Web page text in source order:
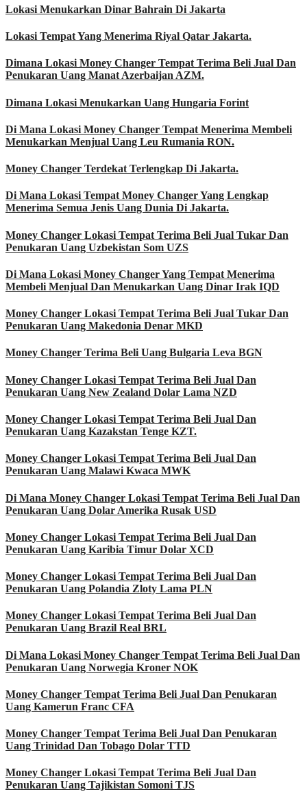
Lokasi Menukarkan Dinar Bahrain Di Jakarta
Lokasi Tempat Yang Menerima Riyal Qatar Jakarta.
Dimana Lokasi Money Changer Tempat Terima Beli Jual Dan
Penukaran Uang Manat Azerbaijan AZM.
Dimana Lokasi Menukarkan Uang Hungaria Forint
Di Mana Lokasi Money Changer Tempat Menerima Membeli
Menukarkan Menjual Uang Leu Rumania RON.
Money Changer Terdekat Terlengkap Di Jakarta.
Di Mana Lokasi Tempat Money Changer Yang Lengkap
Menerima Semua Jenis Uang Dunia Di Jakarta.
Money Changer Lokasi Tempat Terima Beli Jual Tukar Dan
Penukaran Uang Uzbekistan Som UZS
Di Mana Lokasi Money Changer Yang Tempat Menerima
Membeli Menjual Dan Menukarkan Uang Dinar Irak IQD
Money Changer Lokasi Tempat Terima Beli Jual Tukar Dan
Penukaran Uang Makedonia Denar MKD
Money Changer Terima Beli Uang Bulgaria Leva BGN
Money Changer Lokasi Tempat Terima Beli Jual Dan
Penukaran Uang New Zealand Dolar Lama NZD
Money Changer Lokasi Tempat Terima Beli Jual Dan
Penukaran Uang Kazakstan Tenge KZT.
Money Changer Lokasi Tempat Terima Beli Jual Dan
Penukaran Uang Malawi Kwaca MWK
Di Mana Money Changer Lokasi Tempat Terima Beli Jual Dan
Penukaran Uang Dolar Amerika Rusak USD
Money Changer Lokasi Tempat Terima Beli Jual Dan
Penukaran Uang Karibia Timur Dolar XCD
Money Changer Lokasi Tempat Terima Beli Jual Dan
Penukaran Uang Polandia Zloty Lama PLN
Money Changer Lokasi Tempat Terima Beli Jual Dan
Penukaran Uang Brazil Real BRL
Di Mana Lokasi Money Changer Tempat Terima Beli Jual Dan
Penukaran Uang Norwegia Kroner NOK
Money Changer Tempat Terima Beli Jual Dan Penukaran
Uang Kamerun Franc CFA
Money Changer Tempat Terima Beli Jual Dan Penukaran
Uang Trinidad Dan Tobago Dolar TTD
Money Changer Lokasi Tempat Terima Beli Jual Dan
Penukaran Uang Tajikistan Somoni TJS